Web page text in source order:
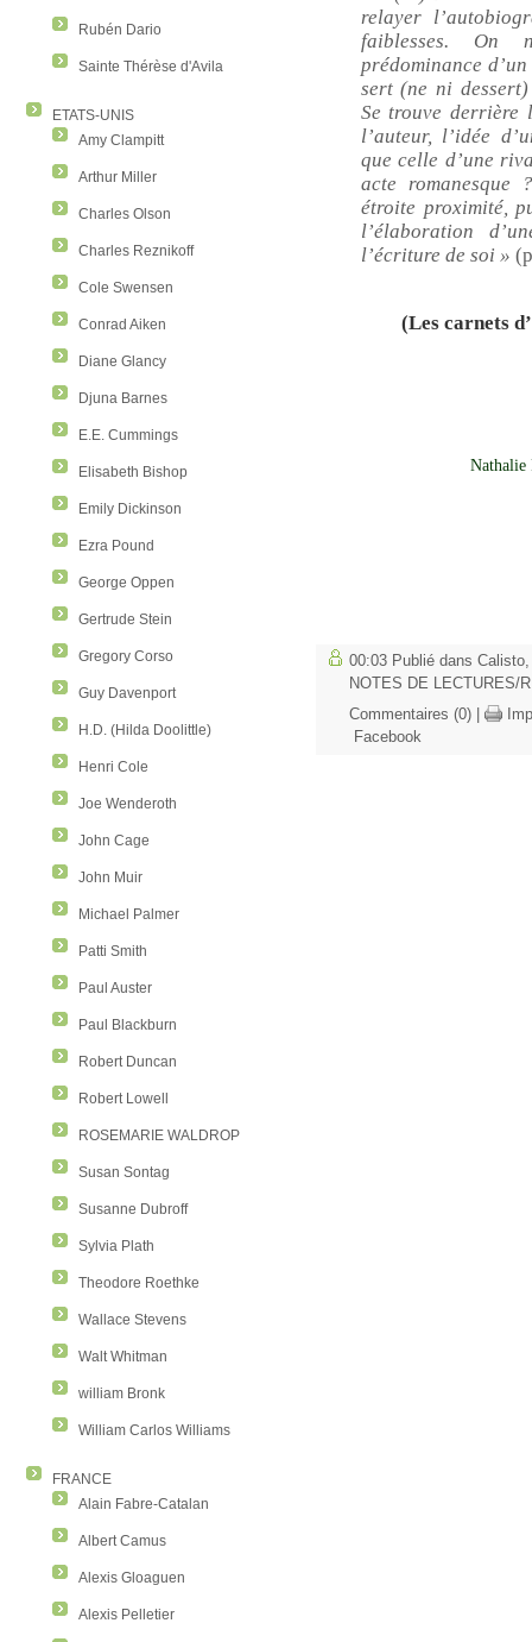
Rubén Dario
Sainte Thérèse d'Avila
ETATS-UNIS
Amy Clampitt
Arthur Miller
Charles Olson
Charles Reznikoff
Cole Swensen
Conrad Aiken
Diane Glancy
Djuna Barnes
E.E. Cummings
Elisabeth Bishop
Emily Dickinson
Ezra Pound
George Oppen
Gertrude Stein
Gregory Corso
Guy Davenport
H.D. (Hilda Doolittle)
Henri Cole
Joe Wenderoth
John Cage
John Muir
Michael Palmer
Patti Smith
Paul Auster
Paul Blackburn
Robert Duncan
Robert Lowell
ROSEMARIE WALDROP
Susan Sontag
Susanne Dubroff
Sylvia Plath
Theodore Roethke
Wallace Stevens
Walt Whitman
william Bronk
William Carlos Williams
FRANCE
Alain Fabre-Catalan
Albert Camus
Alexis Gloaguen
Alexis Pelletier
relayer
faiblesses.
prédominance
sert (ne ni
Se trouve derrière
l’auteur, l’idée
que celle d’une
acte romanesque
étroite proximité,
l’élaboration
l’écriture de soi »
(Les carnets
Nathalie
00:03 Publié dans Calisto
NOTES DE LECTURES/
Commentaires (0)
Facebook